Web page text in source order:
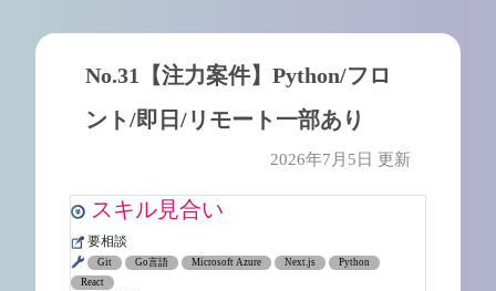
No.31【注力案件】Python/フロ
ント/即日/リモート一部あり
2026年7月5日 更新
スキル見合い
要相談
Git Go言語 Microsoft Azure Next.js
Python
React